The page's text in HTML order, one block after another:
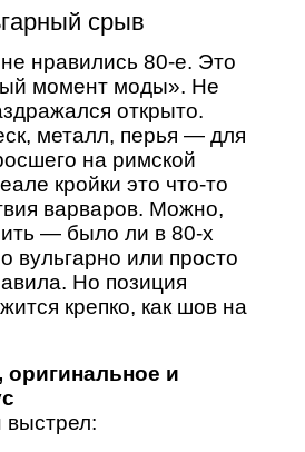
срыв
нравились 80-е. Это
момент моды». Не
открыто.
металл, перья — для
на римской
кройки это что-то
варваров. Можно,
— было ли в 80-х
вульгарно или просто
Но позиция
крепко, как шов на
оригинальное и